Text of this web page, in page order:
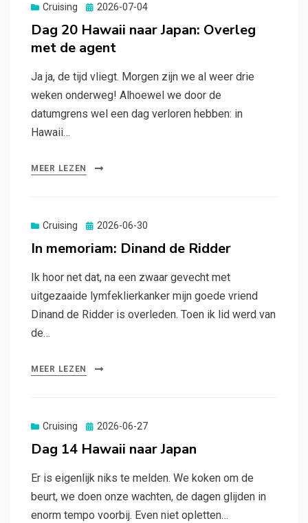
Cruising
Gepubliceerd
2026-07-04
Dag 20 Hawaii naar Japan: Overleg
met de agent
Ja ja, de tijd vliegt. Morgen zijn we al weer drie
weken onderweg! Alhoewel we door de
datumgrens wel een dag verloren hebben: in
Hawaii…
MEER LEZEN
Cruising
Gepubliceerd
2026-06-30
In memoriam: Dinand de Ridder
Ik hoor net dat, na een zwaar gevecht met
uitgezaaide lymfeklierkanker mijn goede vriend
Dinand de Ridder is overleden. Toen ik lid werd van
de…
MEER LEZEN
Cruising
Gepubliceerd
2026-06-27
Dag 14 Hawaii naar Japan
Er is eigenlijk niks te melden. We koken om de
beurt, we doen onze wachten, de dagen glijden in
enorm tempo voorbij. Even niet opletten…